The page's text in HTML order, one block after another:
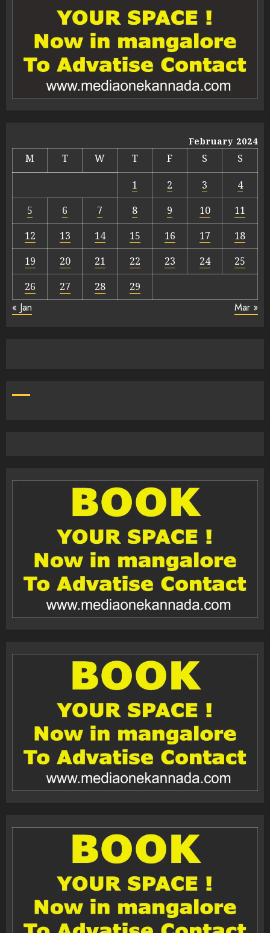
February 2024
M T W T F S
S
1
2 3
4
5
6 7 8 9 10
11
12
13 14 15 16 17
18
19
20 21 22 23 24
25
26
27 28 29
« Jan Mar »